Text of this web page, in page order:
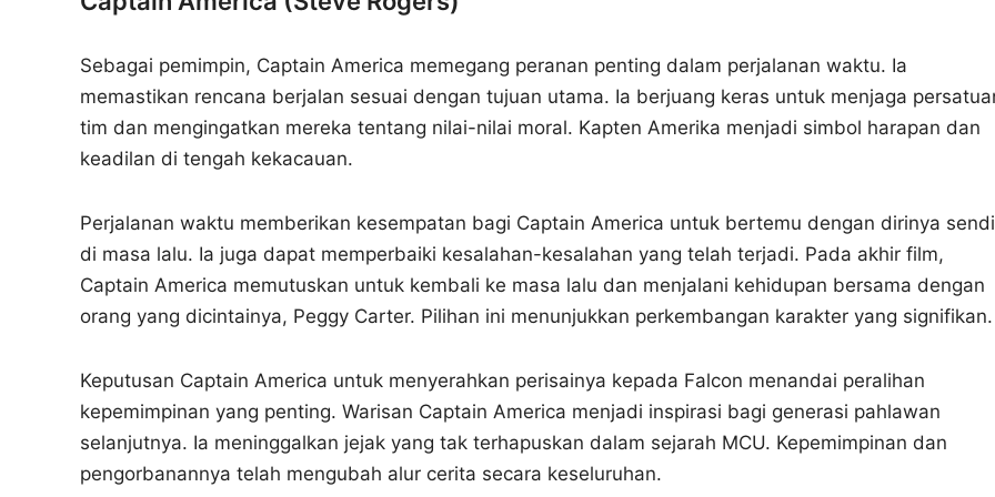
Sebagai pemimpin, Captain America memegang peranan penting dalam perjalanan waktu. Ia
memastikan rencana berjalan sesuai dengan tujuan utama. Ia berjuang keras untuk menjaga
tim dan mengingatkan mereka tentang nilai-nilai moral. Kapten Amerika menjadi simbol harapan dan
keadilan di tengah kekacauan.
Perjalanan waktu memberikan kesempatan bagi Captain America untuk bertemu dengan dirinya
di masa lalu. Ia juga dapat memperbaiki kesalahan-kesalahan yang telah terjadi. Pada akhir film,
Captain America memutuskan untuk kembali ke masa lalu dan menjalani kehidupan bersama dengan
orang yang dicintainya, Peggy Carter. Pilihan ini menunjukkan perkembangan karakter yang signifikan.
Keputusan Captain America untuk menyerahkan perisainya kepada Falcon menandai peralihan
kepemimpinan yang penting. Warisan Captain America menjadi inspirasi bagi generasi pahlawan
selanjutnya. Ia meninggalkan jejak yang tak terhapuskan dalam sejarah MCU. Kepemimpinan dan
pengorbanannya telah mengubah alur cerita secara keseluruhan.